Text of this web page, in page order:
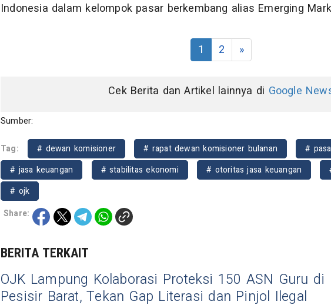
Indonesia dalam kelompok pasar berkembang alias Emerging
1 2 »
Cek Berita dan Artikel lainnya di Google
Sumber:
Tag: # dewan komisioner # rapat dewan komisioner bulanan
#
# jasa keuangan
# stabilitas ekonomi # otoritas jasa keuangan
# ojk
Share:
BERITA TERKAIT
OJK Lampung Kolaborasi Proteksi 150 ASN Guru di
Pesisir Barat, Tekan Gap Literasi dan Pinjol Ilegal